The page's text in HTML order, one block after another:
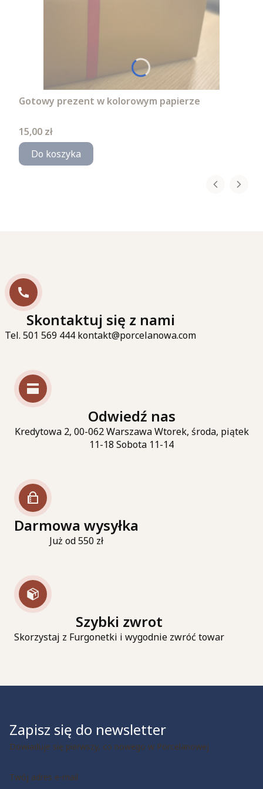
Gotowy prezent w kolorowym papierze
Cena
15,00 zł
Do koszyka
Skontaktuj się z nami
Tel. 501 569 444 kontakt@porcelanowa.com
Odwiedź nas
Kredytowa 2, 00-062 Warszawa Wtorek, środa, piątek
11-18 Sobota 11-14
Darmowa wysyłka
Już od 550 zł
Szybki zwrot
Skorzystaj z Furgonetki i wygodnie zwróć towar
Zapisz się do newsletter
Dowiaduje się pierwszy, co nowego w Porcelanowej
Twój adres e-mail